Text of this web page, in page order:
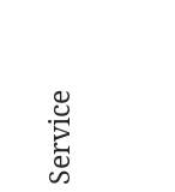
Service